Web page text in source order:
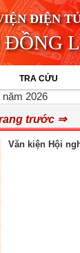
ĐIỆN
ĐỒNG
TRA CỨU
2026
trước ⇒
Văn kiện Hội